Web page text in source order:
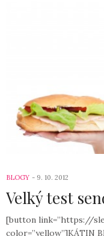
BLOGY 9. 10. 2012
Velký test
[button link=”https://
color=”yellow”]KÁTIN